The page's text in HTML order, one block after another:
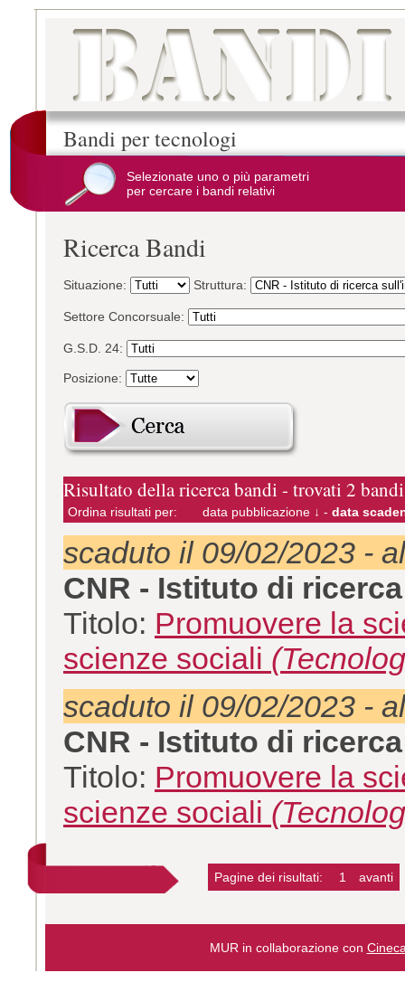
Bandi per tecnologi
Selezionate uno o più parametri
per cercare i bandi relativi
Ricerca Bandi
Situazione: Struttura:
Settore Concorsuale:
G.S.D. 24:
Posizione:
Risultato della ricerca bandi - trovati 2 bandi
Ordina risultati per: data pubblicazione ↓ - data
scaduto il 09/02/2023 -
CNR - Istituto di
Titolo: Promuovere la
scienze sociali
scaduto il 09/02/2023 -
CNR - Istituto di
Titolo: Promuovere la
scienze sociali
Pagine dei risultati: 1 avanti
MUR in collaborazione con